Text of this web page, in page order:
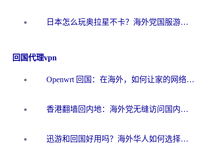
日本怎么玩奥拉星不卡？海外党国服游戏加速器选择全攻略
回国代理vpn
Openwrt 回国：在海外，如何让家的网络触手可及
香港翻墙回内地：海外党无缝访问国内资源的加速器选择全攻略
迅游和回国好用吗？海外华人如何选择靠谱的回国加速器